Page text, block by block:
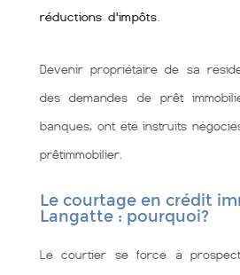
réductions d'impôts
Devenir propriétaire de sa
des demandes de prêt
banques, ont été instruits
prêtimmobilier.
Le courtage en crédit
Langatte : pourquoi?
Le courtier se force à